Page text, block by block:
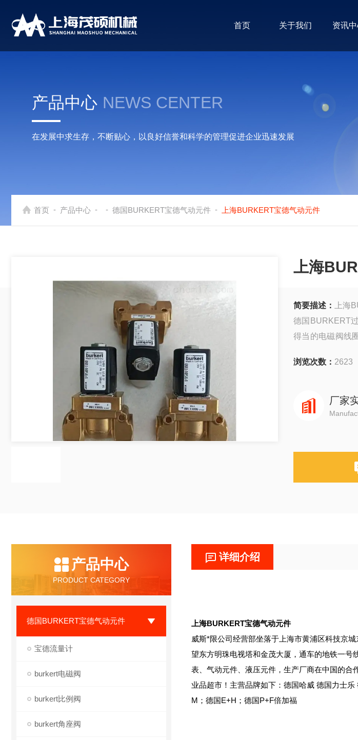
首页 关于我们 资讯
产品中心 NEWS CENTER
在发展中求生存，不断贴心，以良好信誉和科学的管理促进企业迅速发展
首页 - 产品中心 - - 德国BURKERT宝德气动元件 - 上海BURKERT宝德气动元件
上海
简要描述：
上海
德国BURKERT
得当的电磁阀线
节，所以调节精
浏览次数： 2623
厂家
产品中心
PRODUCT CATEGORY
德国BURKERT宝德气动元件
宝德流量计
burkert电磁阀
burkert比例阀
burkert角座阀
详细介绍
上海BURKERT宝德气动元件
威斯*限公司经营部坐落于上海市黄浦区科技京
望东方明珠电视塔和金茂大厦，通车的地铁一号
表、气动元件、液压元件，生产厂商在中国的合
业品超市！主营品牌如下：德国哈威 德国力士
M；德国E+H；德国P+F倍加福